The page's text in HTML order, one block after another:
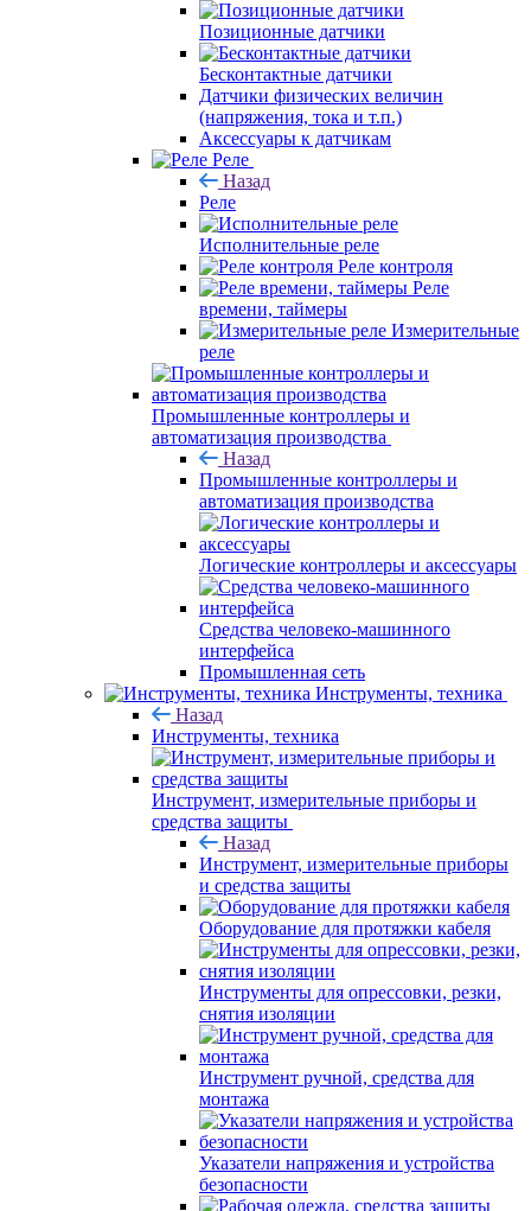
Позиционные датчики
Бесконтактные датчики
Датчики физических величин
(напряжения, тока и т.п.)
Аксессуары к датчикам
Реле
Назад
Реле
Исполнительные реле
Реле контроля
Реле
времени, таймеры
Измерительные
реле
Промышленные контроллеры и
автоматизация производства
Назад
Промышленные контроллеры и
автоматизация производства
Логические контроллеры и аксессуары
Средства человеко-машинного
интерфейса
Промышленная сеть
Инструменты, техника
Назад
Инструменты, техника
Инструмент, измерительные приборы и
средства защиты
Назад
Инструмент, измерительные приборы
и средства защиты
Оборудование для протяжки кабеля
Инструменты для опрессовки, резки,
снятия изоляции
Инструмент ручной, средства для
монтажа
Указатели напряжения и устройства
безопасности